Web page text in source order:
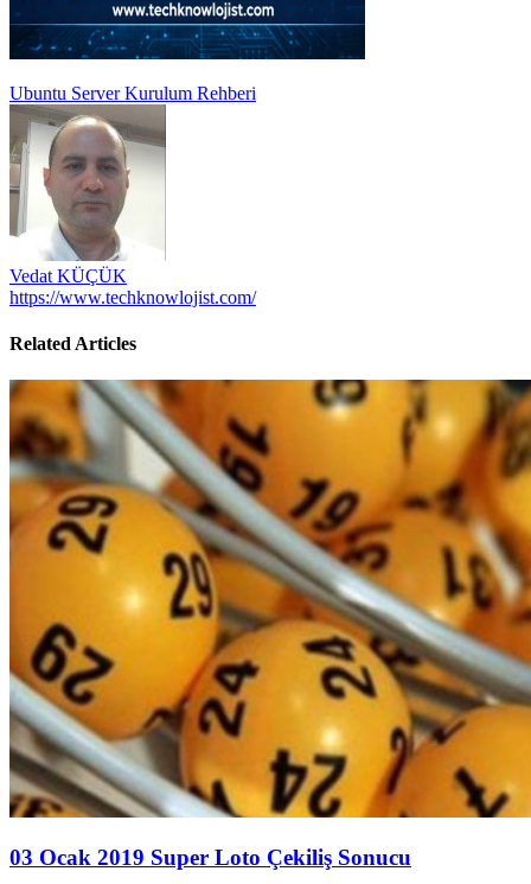
Yazı
gezinmesi
Ubuntu Server Kurulum Rehberi
Vedat KÜÇÜK
https://www.techknowlojist.com/
Related Articles
03 Ocak 2019 Super Loto Çekiliş Sonucu